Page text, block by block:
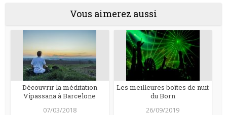
Vous aimerez aussi
Découvrir la méditation
Vipassana à Barcelone
07/03/2018
Les meilleures boîtes de nuit
du Born
26/09/2019